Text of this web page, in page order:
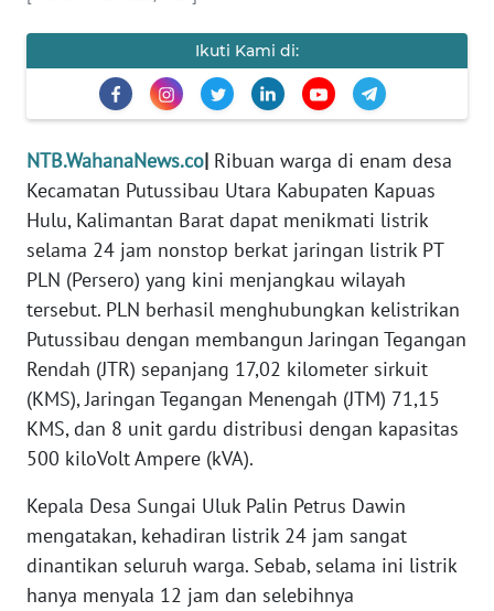
Ikuti Kami di:
NTB.WahanaNews.co| Ribuan warga di enam desa
Kecamatan Putussibau Utara Kabupaten Kapuas
Hulu, Kalimantan Barat dapat menikmati listrik
selama 24 jam nonstop berkat jaringan listrik PT
PLN (Persero) yang kini menjangkau wilayah
tersebut. PLN berhasil menghubungkan kelistrikan
Putussibau dengan membangun Jaringan Tegangan
Rendah (JTR) sepanjang 17,02 kilometer sirkuit
(KMS), Jaringan Tegangan Menengah (JTM) 71,15
KMS, dan 8 unit gardu distribusi dengan kapasitas
500 kiloVolt Ampere (kVA).
Kepala Desa Sungai Uluk Palin Petrus Dawin
mengatakan, kehadiran listrik 24 jam sangat
dinantikan seluruh warga. Sebab, selama ini listrik
hanya menyala 12 jam dan selebihnya
PEDOMAN
MEDIA
REDAKSI
KARIR
DISCLAIMER
Wahana
News
Regional
WN
SUMUT
WN
JAKARTA
WN
JABAR